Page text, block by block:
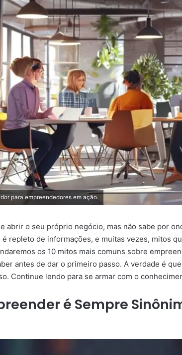
para empreendedores em ação.
abrir o seu próprio negócio, mas não sabe por
repleto de informações, e muitas vezes, mitos
os 10 mitos mais comuns sobre
antes de dar o primeiro passo. A verdade é
Continue lendo para se armar com o
é Sempre